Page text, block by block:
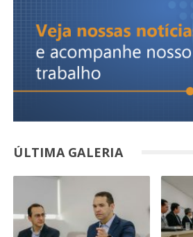
ÚLTIMA GALERIA